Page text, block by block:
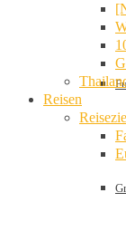
Reisen